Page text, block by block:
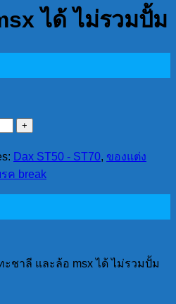
ได้ ไม่รวมปั้ม
Dax ST50 - ST70, ของแต่ง
ค break
ชาลี และล้อ msx ได้ ไม่รวมปั้ม